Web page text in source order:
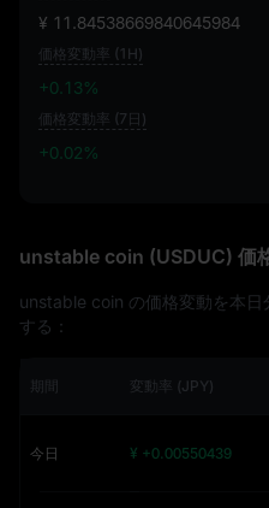
¥ 11.84538669840645984
価格変動率 (1H)
+0.13%
価格変動率 (7日)
+0.02%
unstable coin (USDUC) 価
unstable coin の価格変動を本
する：
期間 変動率 (JPY)
今日 ¥ +0.00550439